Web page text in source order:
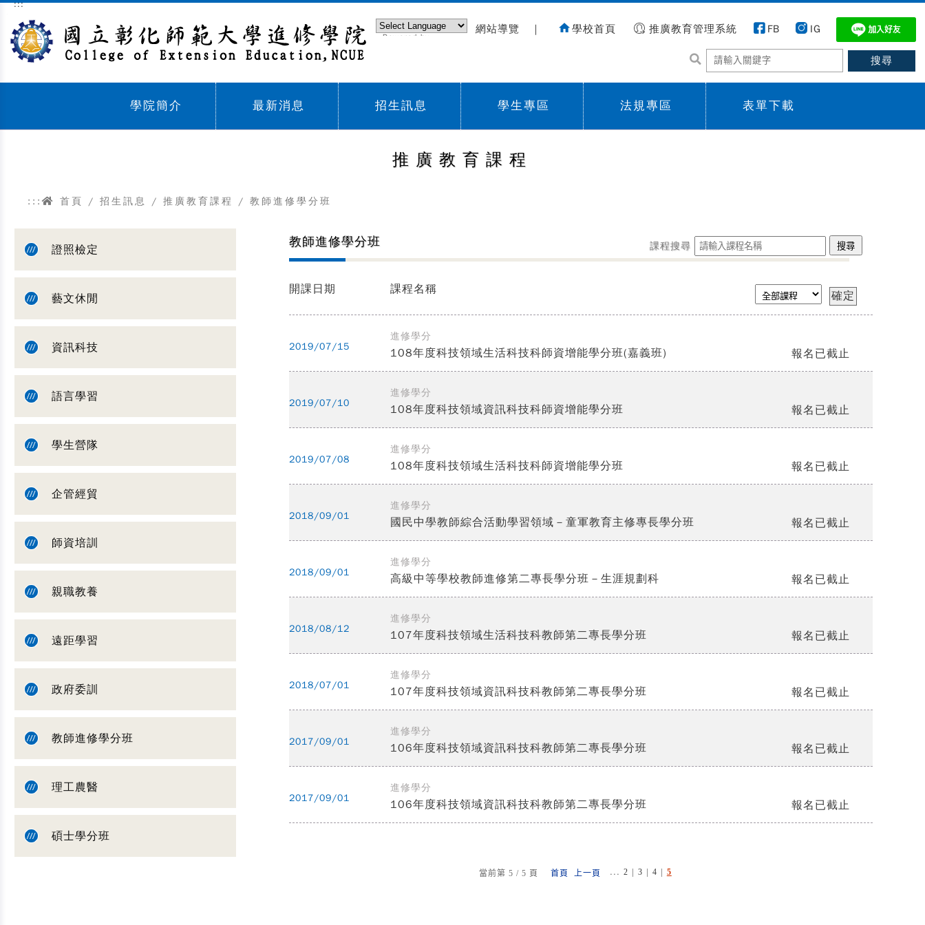
跳到主要內容區塊
:::
Powered by
網站導覽 ｜ 學校首頁 推廣教育管理系統 FB IG
學院簡介 最新消息 招生訊息 學生專區 法規專區 表單下載
推廣教育課程
::: 首頁 / 招生訊息 / 推廣教育課程 / 教師進修學分班
證照檢定
藝文休閒
資訊科技
語言學習
學生營隊
企管經貿
師資培訓
親職教養
遠距學習
政府委訓
教師進修學分班
理工農醫
碩士學分班
教師進修學分班 課程搜尋
開課日期 課程名稱
2019/07/15
進修學分
108年度科技領域生活科技科師資增能學分班(嘉義班) 報名已截止
2019/07/10
進修學分
108年度科技領域資訊科技科師資增能學分班 報名已截止
2019/07/08
進修學分
108年度科技領域生活科技科師資增能學分班 報名已截止
2018/09/01
進修學分
國民中學教師綜合活動學習領域－童軍教育主修專長學分班 報名已截止
2018/09/01
進修學分
高級中等學校教師進修第二專長學分班－生涯規劃科 報名已截止
2018/08/12
進修學分
107年度科技領域生活科技科教師第二專長學分班 報名已截止
2018/07/01
進修學分
107年度科技領域資訊科技科教師第二專長學分班 報名已截止
2017/09/01
進修學分
106年度科技領域資訊科技科教師第二專長學分班 報名已截止
2017/09/01
進修學分
106年度科技領域資訊科技科教師第二專長學分班 報名已截止
當前第 5 / 5 頁 首頁 上一頁 ... 2 | 3 | 4 | 5